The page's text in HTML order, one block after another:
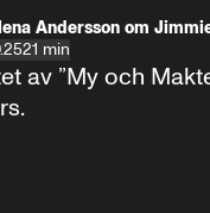
Andersson om
21 min
av ”My och